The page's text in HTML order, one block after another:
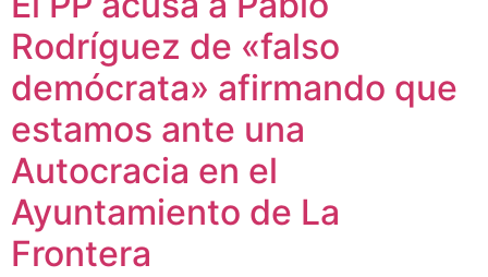
Rodríguez de «falso
demócrata» afirmando que
estamos ante una
Autocracia en el
Ayuntamiento de La
Frontera